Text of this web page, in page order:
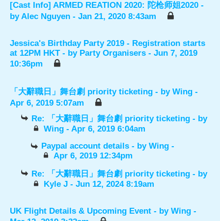
[Cast Info] ARMED REATION 2020: 陀枪师姐2020 -
byAlec Nguyen - Jan 21, 2020 8:43am
Jessica's Birthday Party 2019 - Registration starts
at 12PM HKT - by Party Organisers - Jun 7, 2019
10:36pm
「大辭職日」舞台劇 priority ticketing - by Wing -
Apr 6, 2019 5:07am
Re: 「大辭職日」舞台劇 priority ticketing - by
Wing- Apr 6, 2019 6:04am
Paypal account details - byWing -
Apr 6, 2019 12:34pm
Re: 「大辭職日」舞台劇 priority ticketing - by
Kyle J- Jun 12, 2024 8:19am
UK Flight Details & Upcoming Event - by Wing -